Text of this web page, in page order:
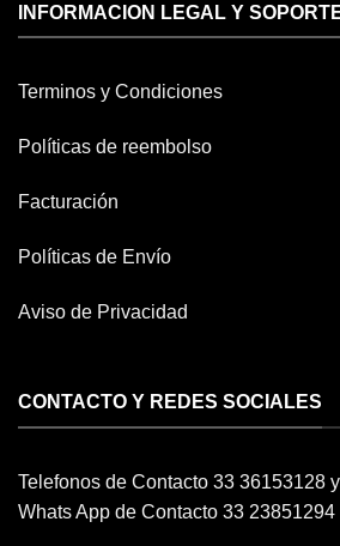
INFORMACION LEGAL Y
Terminos y Condiciones
Políticas de reembolso
Facturación
Políticas de Envío
Aviso de Privacidad
CONTACTO Y REDES SOCIALES
Telefonos de Contacto 33 36153128
Whats App de Contacto 33 23851294